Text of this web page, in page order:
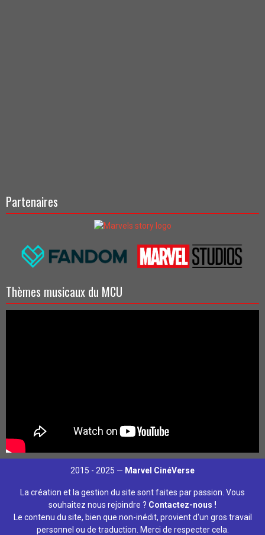
Partenaires
Thèmes musicaux du MCU
2015 - 2025 — Marvel CinéVerse
La création et la gestion du site sont faites par passion. Vous
souhaitez nous rejoindre ? Contactez-nous !
Le contenu du site, bien que non-inédit, provient d'un gros travail
personnel ou de traduction. Merci de respecter cela.